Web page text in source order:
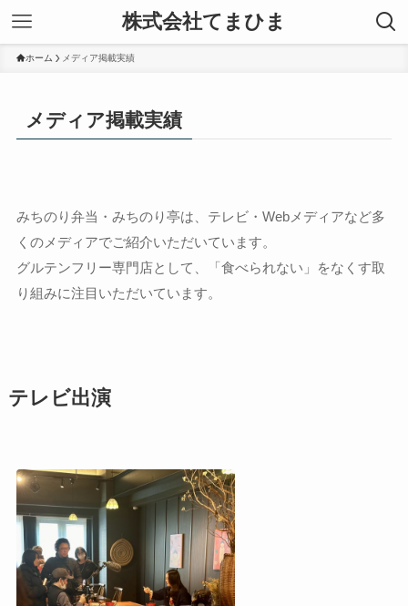
株式会社てまひま
ホーム メディア掲載実績
メディア掲載実績
みちのり弁当・みちのり亭は、テレビ・Webメディアなど多
くのメディアでご紹介いただいています。
グルテンフリー専門店として、「食べられない」をなくす取
り組みに注目いただいています。
テレビ出演